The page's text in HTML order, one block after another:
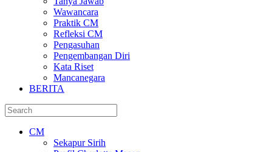
Wawancara
Praktik CM
Refleksi CM
Pengasuhan
Pengembangan Diri
Kata Riset
Mancanegara
BERITA
CM
Sekapur Sirih